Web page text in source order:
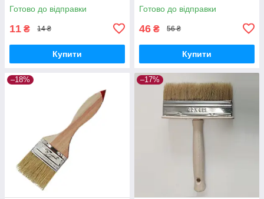
Готово до відправки
11 ₴ 14 ₴
Купити
Готово до відправки
46 ₴ 56 ₴
Купити
–18% –17%